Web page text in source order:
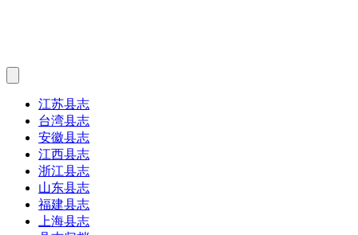
江苏县志
台湾县志
安徽县志
江西县志
浙江县志
山东县志
福建县志
上海县志